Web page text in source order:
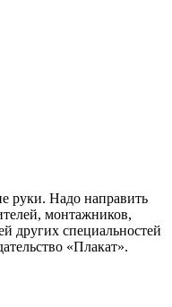
руки. Надо направить
монтажников,
других специальностей
«Плакат».